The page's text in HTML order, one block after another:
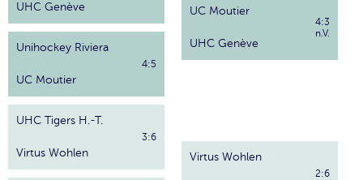
UHC Genève
Unihockey Riviera
UC Moutier
4:5
UHC Tigers H.-T.
Virtus Wohlen
3:6
UC Moutier
UHC Genève
4:3
n.V.
Virtus Wohlen
2:6